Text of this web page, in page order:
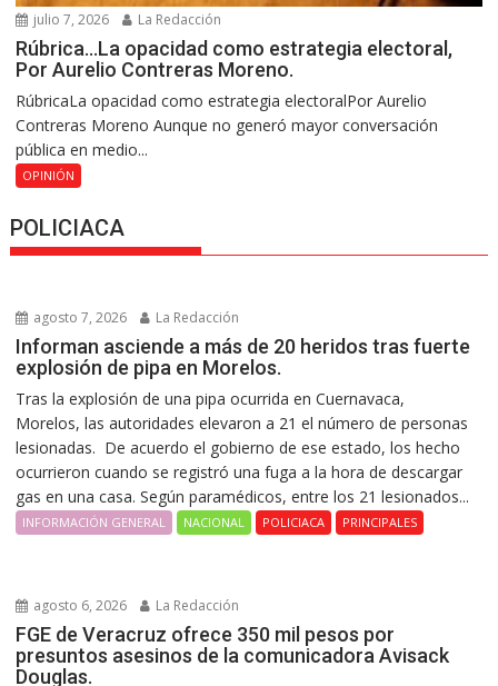
julio 7, 2026 La Redacción
Rúbrica…La opacidad como estrategia electoral,
Por Aurelio Contreras Moreno.
RúbricaLa opacidad como estrategia electoralPor Aurelio
Contreras Moreno Aunque no generó mayor conversación
pública en medio...
OPINIÓN
POLICIACA
agosto 7, 2026 La Redacción
Informan asciende a más de 20 heridos tras fuerte
explosión de pipa en Morelos.
Tras la explosión de una pipa ocurrida en Cuernavaca,
Morelos, las autoridades elevaron a 21 el número de personas
lesionadas. De acuerdo el gobierno de ese estado, los hecho
ocurrieron cuando se registró una fuga a la hora de descargar
gas en una casa. Según paramédicos, entre los 21 lesionados...
INFORMACIÓN GENERAL NACIONAL POLICIACA PRINCIPALES
agosto 6, 2026 La Redacción
FGE de Veracruz ofrece 350 mil pesos por
presuntos asesinos de la comunicadora Avisack
Douglas.